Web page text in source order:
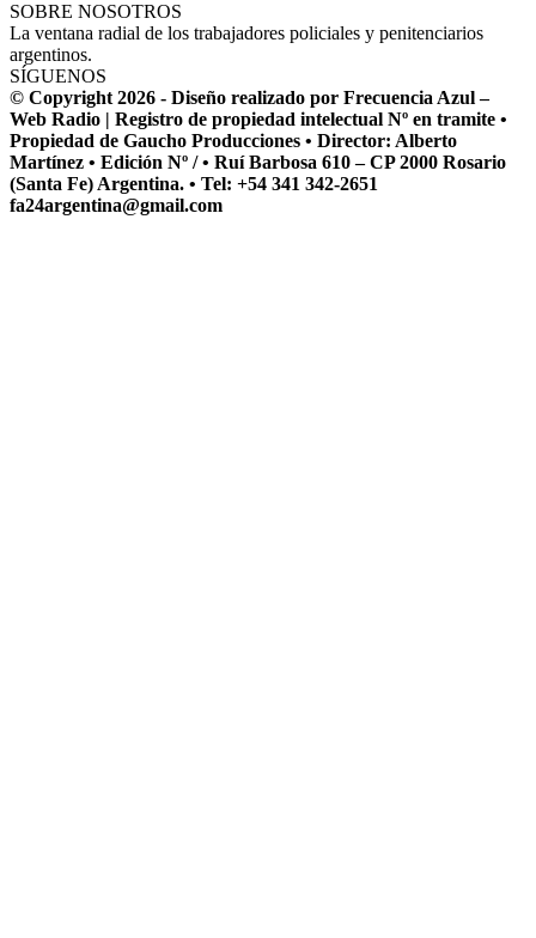
SOBRE NOSOTROS
La ventana radial de los trabajadores policiales y penitenciarios
argentinos.
SÍGUENOS
© Copyright 2026 - Diseño realizado por Frecuencia Azul –
Web Radio | Registro de propiedad intelectual Nº en tramite •
Propiedad de Gaucho Producciones • Director: Alberto
Martínez • Edición Nº / • Ruí Barbosa 610 – CP 2000 Rosario
(Santa Fe) Argentina. • Tel: +54 341 342-2651
fa24argentina@gmail.com